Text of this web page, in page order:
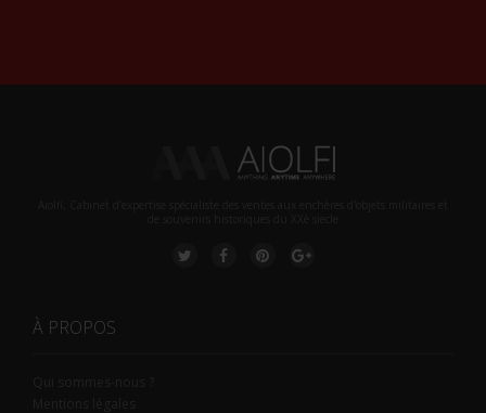
À PROPOS